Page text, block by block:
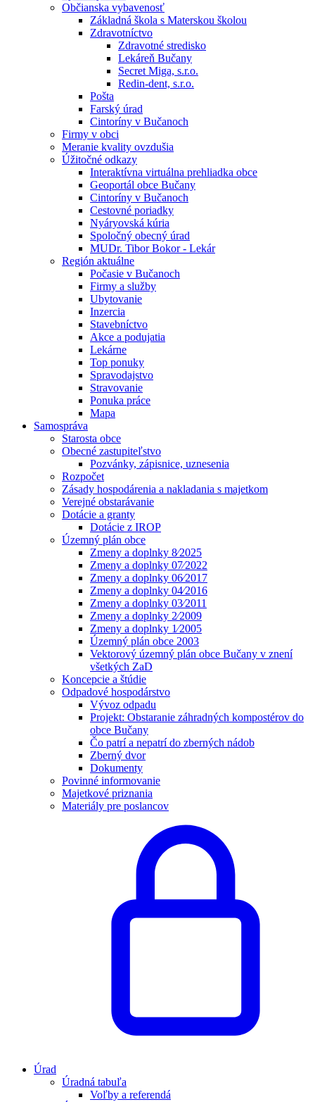
Občianska vybavenosť
Základná škola s Materskou školou
Zdravotníctvo
Zdravotné stredisko
Lekáreň Bučany
Secret Miga, s.r.o.
Redin-dent, s.r.o.
Pošta
Farský úrad
Cintoríny v Bučanoch
Firmy v obci
Meranie kvality ovzdušia
Úžitočné odkazy
Interaktívna virtuálna prehliadka obce
Geoportál obce Bučany
Cintoríny v Bučanoch
Cestovné poriadky
Nyáryovská kúria
Spoločný obecný úrad
MUDr. Tibor Bokor - Lekár
Región aktuálne
Počasie v Bučanoch
Firmy a služby
Ubytovanie
Inzercia
Stavebníctvo
Akce a podujatia
Lekárne
Top ponuky
Spravodajstvo
Stravovanie
Ponuka práce
Mapa
Samospráva
Starosta obce
Obecné zastupiteľstvo
Pozvánky, zápisnice, uznesenia
Rozpočet
Zásady hospodárenia a nakladania s majetkom
Verejné obstarávanie
Dotácie a granty
Dotácie z IROP
Územný plán obce
Zmeny a doplnky 8⁄2025
Zmeny a doplnky 07⁄2022
Zmeny a doplnky 06⁄2017
Zmeny a doplnky 04⁄2016
Zmeny a doplnky 03⁄2011
Zmeny a doplnky 2⁄2009
Zmeny a doplnky 1⁄2005
Územný plán obce 2003
Vektorový územný plán obce Bučany v znení
všetkých ZaD
Koncepcie a štúdie
Odpadové hospodárstvo
Vývoz odpadu
Projekt: Obstaranie záhradných kompostérov do
obce Bučany
Čo patrí a nepatrí do zberných nádob
Zberný dvor
Dokumenty
Povinné informovanie
Majetkové priznania
Materiály pre poslancov
Úrad
Úradná tabuľa
Voľby a referendá